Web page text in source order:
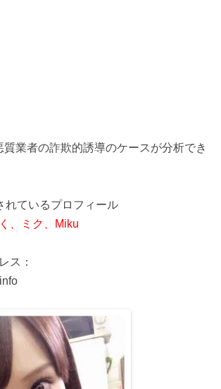
質業者の詐欺的誘導のケースが分析でき
れているプロフィール
、ミク、Miku
ス：